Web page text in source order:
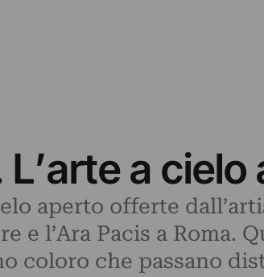
a
aperto offerte
e l’Ara Pacis a Roma.
coloro che passano